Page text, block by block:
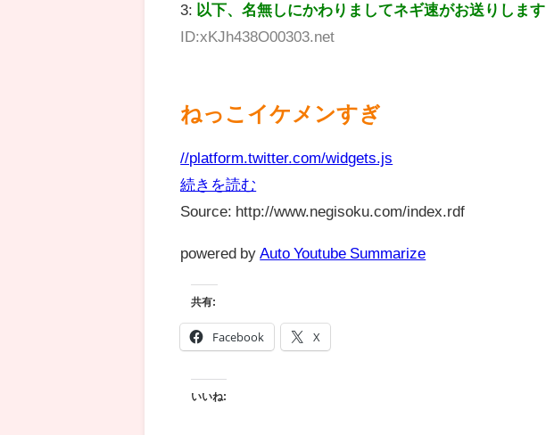
3: 以下、名無しにかわりましてネギ速がお送りします
ID:xKJh438O00303.net
ねっこイケメンすぎ
//platform.twitter.com/widgets.js
続きを読む
Source: http://www.negisoku.com/index.rdf
powered by Auto Youtube Summarize
共有:
Facebook X
いいね: